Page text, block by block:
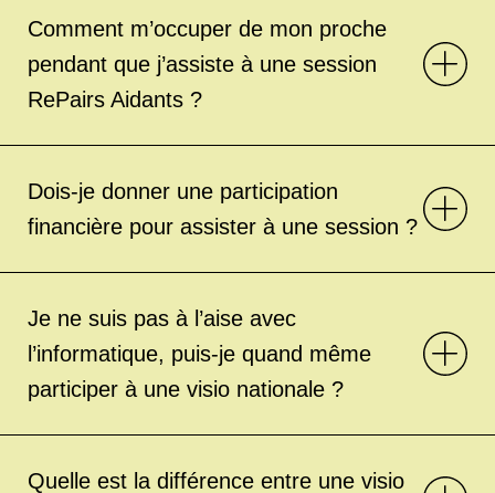
Comment m’occuper de mon proche
pendant que j’assiste à une session
RePairs Aidants ?
Dois-je donner une participation
financière pour assister à une session ?
Je ne suis pas à l’aise avec
l’informatique, puis-je quand même
participer à une visio nationale ?
Quelle est la différence entre une visio